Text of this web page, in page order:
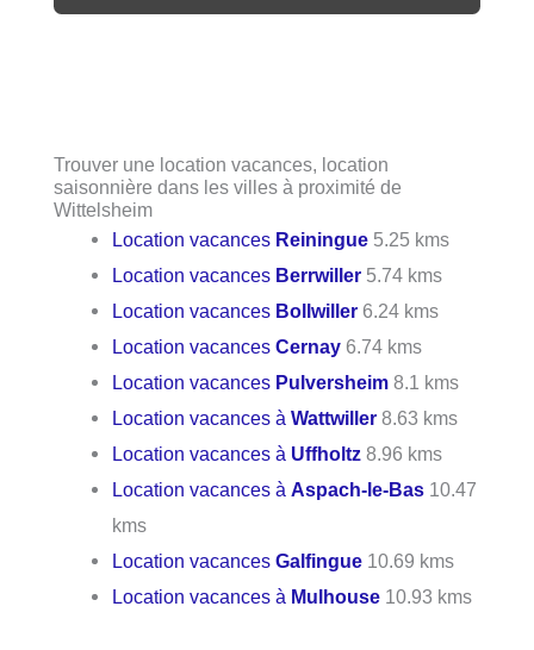
Trouver une location vacances, location
saisonnière dans les villes à proximité de
Wittelsheim
Location vacances Reiningue 5.25 kms
Location vacances Berrwiller 5.74 kms
Location vacances Bollwiller 6.24 kms
Location vacancesCernay 6.74 kms
Location vacances Pulversheim 8.1 kms
Location vacances àWattwiller 8.63 kms
Location vacances à Uffholtz 8.96 kms
Location vacances à Aspach-le-Bas 10.47
kms
Location vacancesGalfingue 10.69 kms
Location vacances à Mulhouse 10.93 kms